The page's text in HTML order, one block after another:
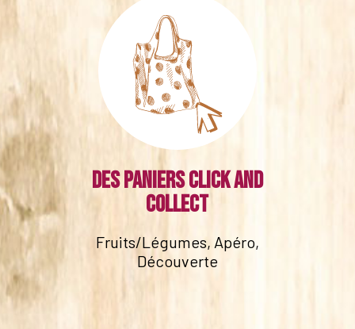
Des paniers click and
collect
Fruits/Légumes, Apéro,
Découverte